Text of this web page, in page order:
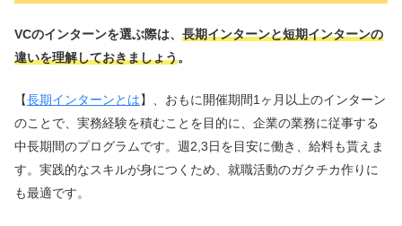
VCのインターンを選ぶ際は、 長期インターンと短期インターンの
違いを理解しておきましょう。
【長期インターンとは】、おもに開催期間1ヶ月以上のインターン
のことで、実務経験を積むことを目的に、企業の業務に従事する
中長期間のプログラムです。週2,3日を目安に働き、給料も貰えま
す。実践的なスキルが身につくため、就職活動のガクチカ作りに
も最適です。